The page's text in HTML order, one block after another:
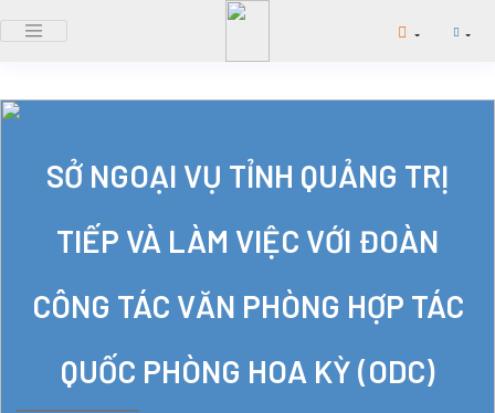
SỞ NGOẠI VỤ TỈNH QUẢNG TRỊ
TIẾP VÀ LÀM VIỆC VỚI ĐOÀN
CÔNG TÁC VĂN PHÒNG HỢP TÁC
QUỐC PHÒNG HOA KỲ (ODC)